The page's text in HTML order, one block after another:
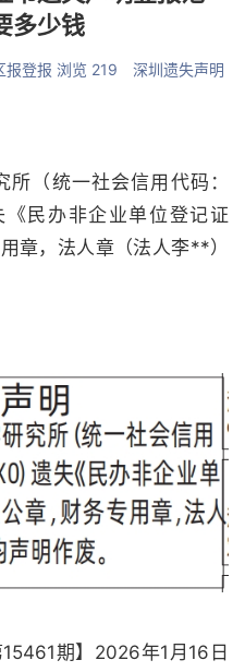
多少钱
报登报 浏览 219
深圳遗失声明
（统一社会信用代码：
民办非企业单位登记证
章，法人章（法人李**）
期】2026年1月16日